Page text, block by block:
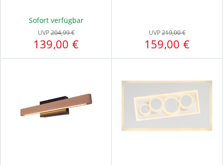
Sofort verfügbar
UVP204,99 €
139,00 €
UVP219,00 €
159,00 €